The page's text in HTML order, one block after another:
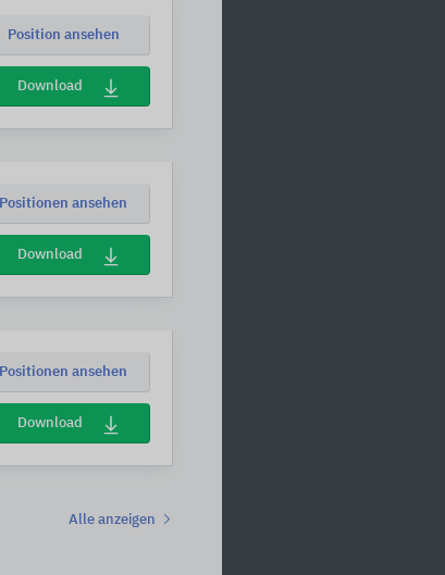
Position ansehen
Download
Positionen ansehen
Download
Positionen ansehen
Download
Alle anzeigen